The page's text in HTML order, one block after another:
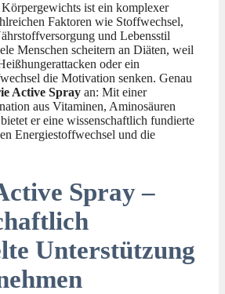
ist ein komplexer
Faktoren wie Stoffwechsel,
und Lebensstil
Menschen scheitern an Diäten, weil
oder ein
die Motivation senken. Genau
Active Spray an: Mit einer
aus Vitaminen, Aminosäuren
er eine wissenschaftlich fundierte
Energiestoffwechsel und die
Spray –
Unterstützung